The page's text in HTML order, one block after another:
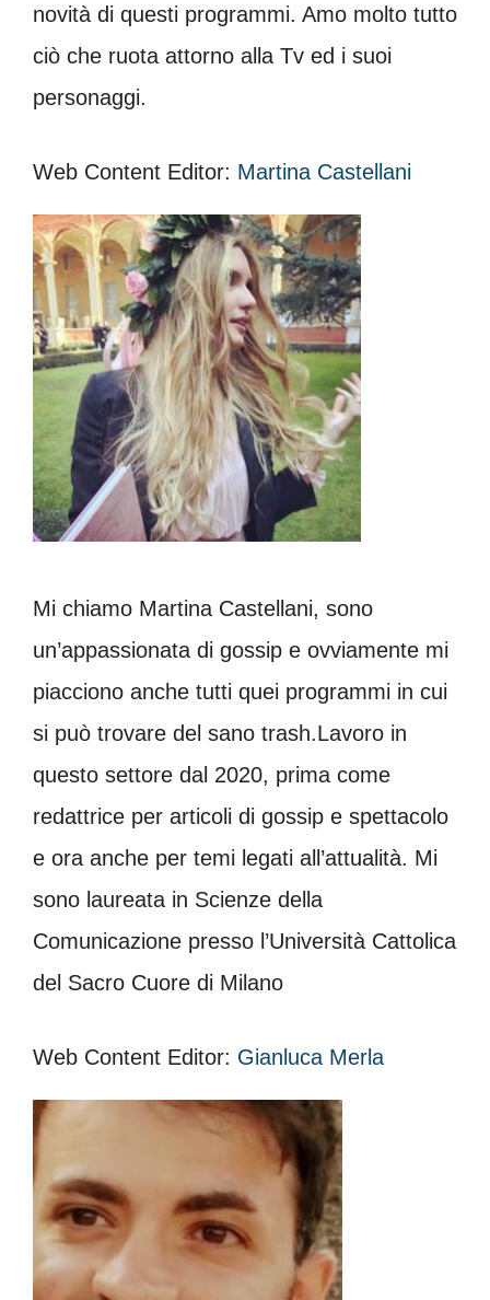
novità di questi programmi. Amo molto tutto
ciò che ruota attorno alla Tv ed i suoi
personaggi.
Web Content Editor: Martina Castellani
Mi chiamo Martina Castellani, sono
un’appassionata di gossip e ovviamente mi
piacciono anche tutti quei programmi in cui
si può trovare del sano trash.Lavoro in
questo settore dal 2020, prima come
redattrice per articoli di gossip e spettacolo
e ora anche per temi legati all’attualità. Mi
sono laureata in Scienze della
Comunicazione presso l’Università Cattolica
del Sacro Cuore di Milano
Web Content Editor: Gianluca Merla